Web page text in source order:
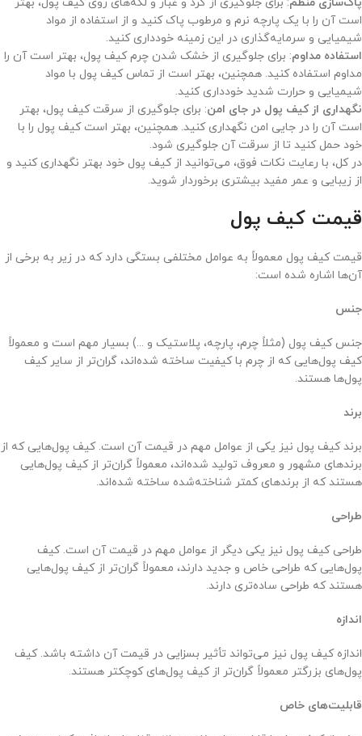
است آن را با یک پارچه نرم و مرطوب پاک کنید و از استفاده از مواد
شیمیایی و سرمایه‌گذاری در این زمینه خودداری کنید.
استفاده مداوم: برای جلوگیری از خشک شدن چرم کیف پول، بهتر است آن را
مداوم استفاده کنید. همچنین، بهتر است از تماس کیف پول با مواد
شیمیایی و حرارت شدید خودداری کنید.
نگهداری از کیف پول در جای امن: برای جلوگیری از سرقت کیف پول، بهتر
است آن را در جایی امن نگهداری کنید. همچنین، بهتر است کیف پول را با
خود حمل کنید تا از سرقت آن جلوگیری شود.
در کل، با رعایت نکات فوق، می‌توانید از کیف پول خود بهتر نگهداری کنید و
از زیبایی و عمر مفید بیشتری برخوردار شوید.
قیمت کیف پول
قیمت کیف پول معمولاً به عوامل مختلفی بستگی دارد که در زیر به برخی از
آن‌ها اشاره شده است:
جنس
جنس کیف پول (مثلاً چرم، پارچه، پلاستیک و ...) بسیار مهم است و معمولاً
کیف پول‌هایی که از چرم با کیفیت ساخته شده‌اند، گران‌تر از سایر کیف
پول‌ها هستند.
برند
برند کیف پول نیز یکی از عوامل مهم در قیمت آن است. کیف پول‌هایی که از
برندهای مشهور و معروف تولید شده‌اند، معمولاً گران‌تر از کیف پول‌هایی
هستند که از برندهای کمتر شناخته‌شده ساخته شده‌اند.
طراحی
طراحی کیف پول نیز یکی دیگر از عوامل مهم در قیمت آن است. کیف
پول‌هایی که طراحی خاص و جدید دارند، معمولاً گران‌تر از کیف پول‌هایی
هستند که طراحی ساده‌تری دارند.
اندازه
اندازه کیف پول نیز می‌تواند تأثیر بسزایی در قیمت آن داشته باشد. کیف
پول‌های بزرگتر معمولاً گران‌تر از کیف پول‌های کوچکتر هستند.
قابلیت‌های خاص